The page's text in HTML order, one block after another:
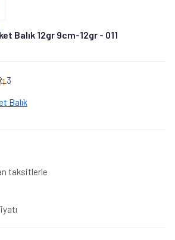
Balık 12gr 9cm-12gr - 011
Balık
taksitlerle